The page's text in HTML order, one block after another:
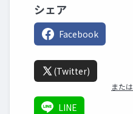
シェア
Facebook
(Twitter)
また
LINE